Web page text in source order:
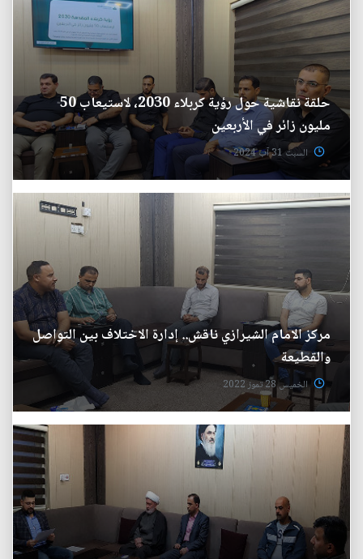
حلقة نقاشية حول رؤية كربلاء 2030، لاستيعاب 50
مليون زائر في الأربعين
السبت 31 آب 2024
مركز الامام الشيرازي ناقش.. إدارة الاختلاف بين التواصل
والقطيعة
الخميس 28 تموز 2022